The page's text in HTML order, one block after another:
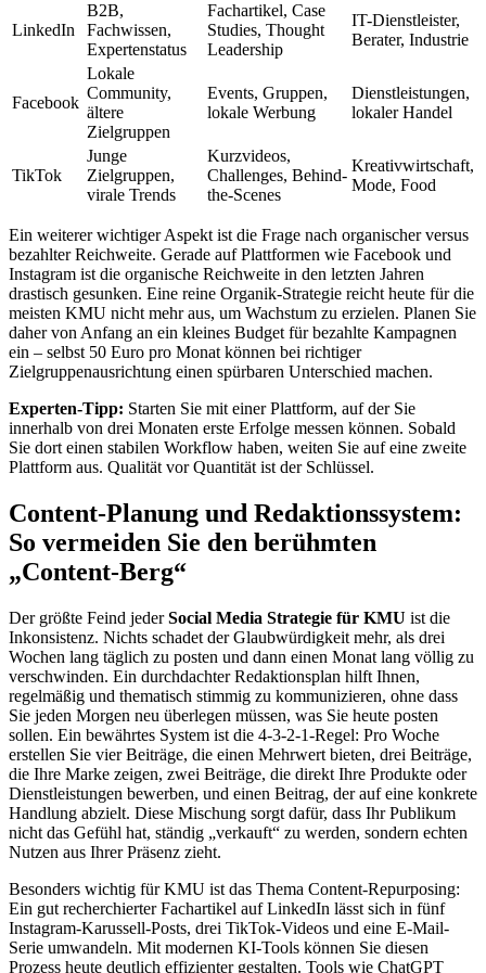
LinkedIn
B2B,
Fachwissen,
Expertenstatus
Fachartikel, Case
Studies, Thought
Leadership
IT-Dienstleister,
Berater, Industrie
Facebook
Lokale
Community,
ältere
Zielgruppen
Events, Gruppen,
lokale Werbung
Dienstleistungen,
lokaler Handel
TikTok
Junge
Zielgruppen,
virale Trends
Kurzvideos,
Challenges, Behind-
the-Scenes
Kreativwirtschaft,
Mode, Food
Ein weiterer wichtiger Aspekt ist die Frage nach organischer versus
bezahlter Reichweite. Gerade auf Plattformen wie Facebook und
Instagram ist die organische Reichweite in den letzten Jahren
drastisch gesunken. Eine reine Organik-Strategie reicht heute für die
meisten KMU nicht mehr aus, um Wachstum zu erzielen. Planen Sie
daher von Anfang an ein kleines Budget für bezahlte Kampagnen
ein – selbst 50 Euro pro Monat können bei richtiger
Zielgruppenausrichtung einen spürbaren Unterschied machen.
Experten-Tipp: Starten Sie mit einer Plattform, auf der Sie
innerhalb von drei Monaten erste Erfolge messen können. Sobald
Sie dort einen stabilen Workflow haben, weiten Sie auf eine zweite
Plattform aus. Qualität vor Quantität ist der Schlüssel.
Content-Planung und Redaktionssystem:
So vermeiden Sie den berühmten
„Content-Berg“
Der größte Feind jederSocial Media Strategie für KMU ist die
Inkonsistenz. Nichts schadet der Glaubwürdigkeit mehr, als drei
Wochen lang täglich zu posten und dann einen Monat lang völlig zu
verschwinden. Ein durchdachter Redaktionsplan hilft Ihnen,
regelmäßig und thematisch stimmig zu kommunizieren, ohne dass
Sie jeden Morgen neu überlegen müssen, was Sie heute posten
sollen. Ein bewährtes System ist die 4-3-2-1-Regel: Pro Woche
erstellen Sie vier Beiträge, die einen Mehrwert bieten, drei Beiträge,
die Ihre Marke zeigen, zwei Beiträge, die direkt Ihre Produkte oder
Dienstleistungen bewerben, und einen Beitrag, der auf eine konkrete
Handlung abzielt. Diese Mischung sorgt dafür, dass Ihr Publikum
nicht das Gefühl hat, ständig „verkauft“ zu werden, sondern echten
Nutzen aus Ihrer Präsenz zieht.
Besonders wichtig für KMU ist das Thema Content-Repurposing:
Ein gut recherchierter Fachartikel auf LinkedIn lässt sich in fünf
Instagram-Karussell-Posts, drei TikTok-Videos und eine E-Mail-
Serie umwandeln. Mit modernen KI-Tools können Sie diesen
Prozess heute deutlich effizienter gestalten. Tools wie ChatGPT